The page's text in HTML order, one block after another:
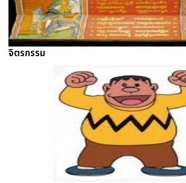
จิตรกรรม